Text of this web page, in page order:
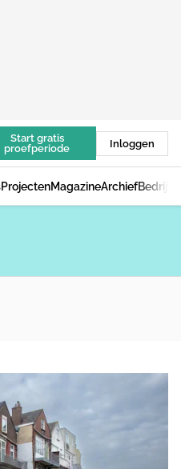
Start gratis
proefperiode
Inloggen
ProjectenMagazineArchief